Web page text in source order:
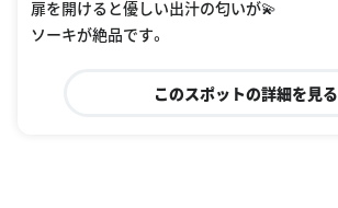
扉を開けると優しい出汁の匂いが💫
ソーキが絶品です。
このスポットの詳細を見る